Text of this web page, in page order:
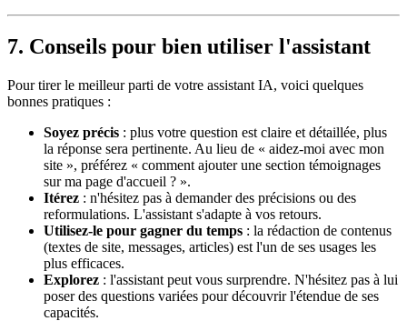
7. Conseils pour bien utiliser l'assistant
Pour tirer le meilleur parti de votre assistant IA, voici quelques
bonnes pratiques :
Soyez précis : plus votre question est claire et détaillée, plus
la réponse sera pertinente. Au lieu de « aidez-moi avec mon
site », préférez « comment ajouter une section témoignages
sur ma page d'accueil ? ».
Itérez : n'hésitez pas à demander des précisions ou des
reformulations. L'assistant s'adapte à vos retours.
Utilisez-le pour gagner du temps : la rédaction de contenus
(textes de site, messages, articles) est l'un de ses usages les
plus efficaces.
Explorez : l'assistant peut vous surprendre. N'hésitez pas à lui
poser des questions variées pour découvrir l'étendue de ses
capacités.